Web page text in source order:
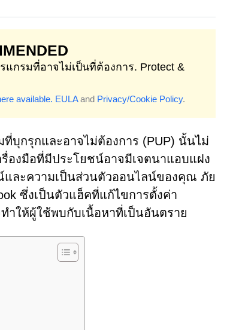
แกรมที่อาจไม่เป็นที่ต้องการ. Protect &
available. EULAand Privacy/Cookie Policy.
บุกรุกและอาจไม่ต้องการ (PUP) นั้นไม่
รื่องมือที่มีประโยชน์อาจมีเจตนาแอบแฝง
และความเป็นส่วนตัวออนไลน์ของคุณ ภัย
ซึ่งเป็นตัวแฮ็คที่แก้ไขการตั้งค่า
ำให้ผู้ใช้พบกับเนื้อหาที่เป็นอันตราย